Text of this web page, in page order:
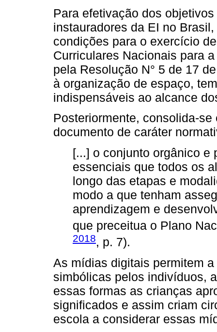
Para efetivação dos
instauradores da EI no
condições para o exercício
Curriculares Nacionais para
pela Resolução N° 5 de 17
à organização de espaço,
indispensáveis ao alcance
Posteriormente, consolida-
documento de caráter
[...] o conjunto orgânico e
essenciais que todos os
longo das etapas e
modo a que tenham
aprendizagem e
que preceitua o Plano
2018, p. 7).
As mídias digitais permitem
simbólicas pelos indivíduos,
essas formas as crianças
significados e assim criam
escola a considerar essas